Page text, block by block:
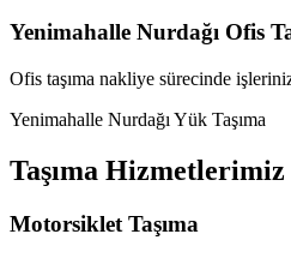
Yenimahalle Nurdağı Ofis
Ofis taşıma nakliye sürecinde
Yenimahalle Nurdağı Yük Taşıma
Taşıma Hizmetlerimiz
Motorsiklet Taşıma